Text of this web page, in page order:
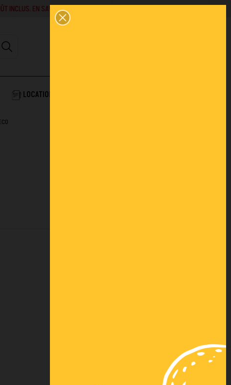
SAVOIR +
LOCATION